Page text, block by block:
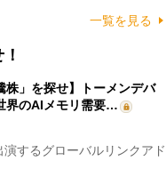
一覧を見る
株」を探せ】トーメンデバ
界のAIメモリ需要…
するグローバルリンクアド